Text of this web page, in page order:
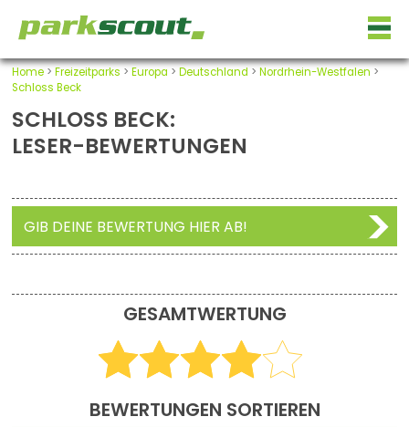
Home> Freizeitparks > Europa > Deutschland > Nordrhein-Westfalen >
Schloss Beck
SCHLOSS BECK:
LESER-BEWERTUNGEN
GIB DEINE BEWERTUNG HIER AB!
GESAMTWERTUNG
BEWERTUNGEN SORTIEREN